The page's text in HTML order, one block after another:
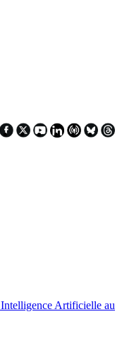
Artificielle au